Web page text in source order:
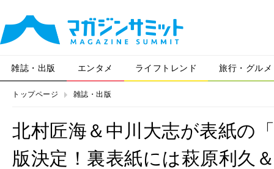
雑誌・出版 エンタメ ライフトレンド 旅行・グルメ
トップページ 雑誌・出版
北村匠海＆中川大志が表紙の
版決定！裏表紙には萩原利久